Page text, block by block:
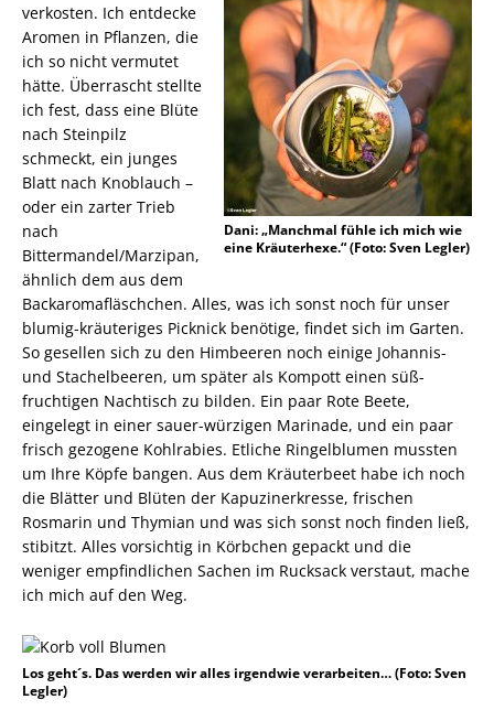
Dani: „Manchmal fühle ich mich wie
eine Kräuterhexe.“ (Foto: Sven Legler)
verkosten. Ich entdecke
Aromen in Pflanzen, die
ich so nicht vermutet
hätte. Überrascht stellte
ich fest, dass eine Blüte
nach Steinpilz
schmeckt, ein junges
Blatt nach Knoblauch –
oder ein zarter Trieb
nach
Bittermandel/Marzipan,
ähnlich dem aus dem
Backaromafläschchen. Alles, was ich sonst noch für unser
blumig-kräuteriges Picknick benötige, findet sich im Garten.
So gesellen sich zu den Himbeeren noch einige Johannis-
und Stachelbeeren, um später als Kompott einen süß-
fruchtigen Nachtisch zu bilden. Ein paar Rote Beete,
eingelegt in einer sauer-würzigen Marinade, und ein paar
frisch gezogene Kohlrabies. Etliche Ringelblumen mussten
um Ihre Köpfe bangen. Aus dem Kräuterbeet habe ich noch
die Blätter und Blüten der Kapuzinerkresse, frischen
Rosmarin und Thymian und was sich sonst noch finden ließ,
stibitzt. Alles vorsichtig in Körbchen gepackt und die
weniger empfindlichen Sachen im Rucksack verstaut, mache
ich mich auf den Weg.
Los geht´s. Das werden wir alles irgendwie verarbeiten… (Foto: Sven
Legler)